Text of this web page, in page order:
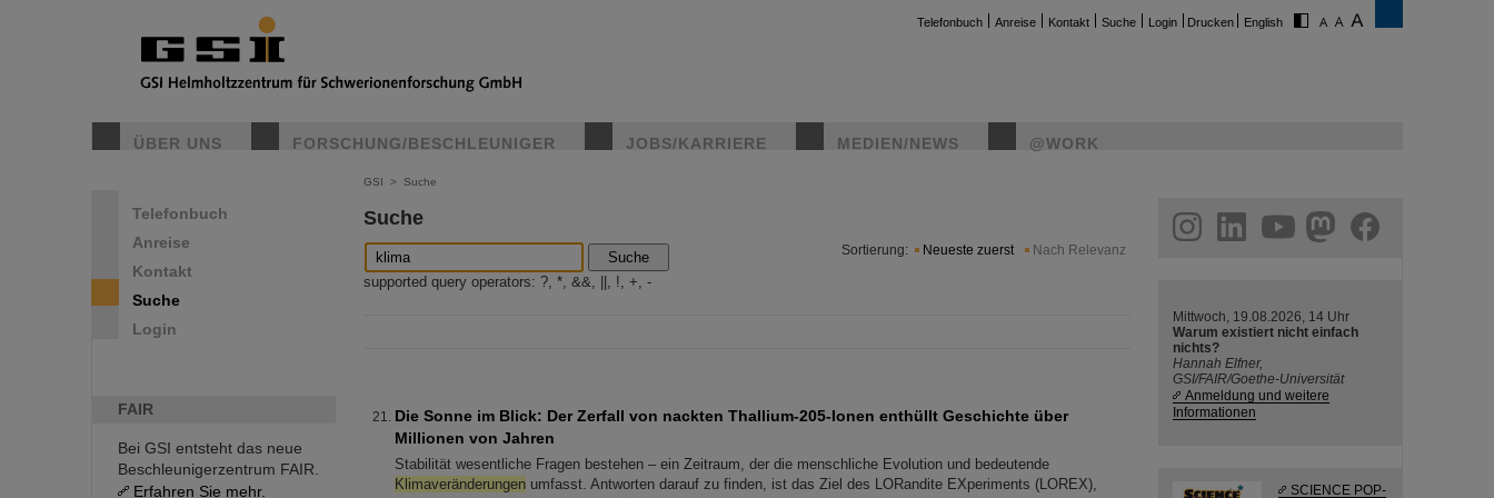
Telefonbuch Anreise Kontakt Suche Login Drucken English
ÜBER UNS FORSCHUNG/BESCHLEUNIGER JOBS/KARRIERE MEDIEN/NEWS @WORK
Telefonbuch
Anreise
Kontakt
Suche
Login
FAIR
Bei GSI entsteht das neue
Beschleunigerzentrum FAIR.
Erfahren Sie mehr.
GSI > Suche
Suche
Suche
supported query operators: ?, *, &&, ||, !, +, -
Sortierung: Neueste zuerst Nach Relevanz
Die Sonne im Blick: Der Zerfall von nackten Thallium-205-Ionen enthüllt Geschichte über
Millionen von Jahren
Stabilität wesentliche Fragen bestehen – ein Zeitraum, der die menschliche Evolution und bedeutende
Klimaveränderungen umfasst. Antworten darauf zu finden, ist das Ziel des LORandite EXperiments (LOREX),
helmholtz.social
facebook
Mittwoch, 19.08.2026, 14 Uhr
Warum existiert nicht einfach
nichts?
Hannah Elfner,
GSI/FAIR/Goethe-Universität
Anmeldung und weitere
Informationen
SCIENCE POP-